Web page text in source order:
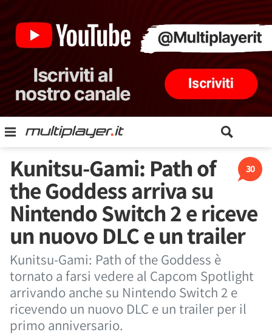
30
Kunitsu-Gami: Path of
the Goddess arriva su
Nintendo Switch 2 e riceve
un nuovo DLC e un trailer
Kunitsu-Gami: Path of the Goddess è
tornato a farsi vedere al Capcom Spotlight
arrivando anche su Nintendo Switch 2 e
ricevendo un nuovo DLC e un trailer per il
primo anniversario.